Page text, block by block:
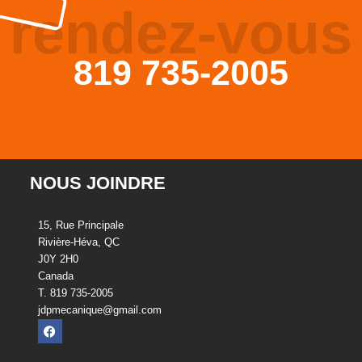
rendez-vous
819 735-2005
NOUS JOINDRE
15, Rue Principale
Rivière-Héva, QC
J0Y 2H0
Canada
T. 819 735-2005
jdpmecanique@gmail.com